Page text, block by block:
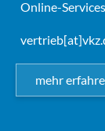
Online-
mehr